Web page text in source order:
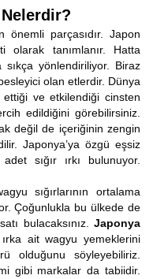
parçasıdır. Japon
olarak tanımlanır. Hatta
yönlendiriliyor. Biraz
olan etlerdir. Dünya
ve etkilendiği cinsten
edildiğini görebilirsiniz.
değil de içeriğinin zengin
Japonya’ya özgü eşsiz
sığır ırkı bulunuyor.
sığırlarının ortalama
Çoğunlukla bu ülkede de
bulacaksınız. Japonya
ait wagyu yemeklerini
olduğunu söyleyebiliriz.
gibi markalar da tabiidir.